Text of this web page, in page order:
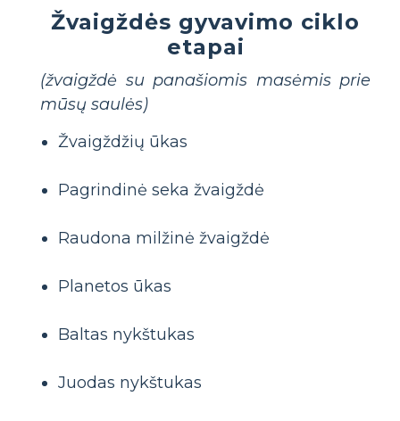
Žvaigždės gyvavimo ciklo
etapai
(žvaigždė su panašiomis masėmis prie
mūsų saulės)
Žvaigždžių ūkas
Pagrindinė seka žvaigždė
Raudona milžinė žvaigždė
Planetos ūkas
Baltas nykštukas
Juodas nykštukas